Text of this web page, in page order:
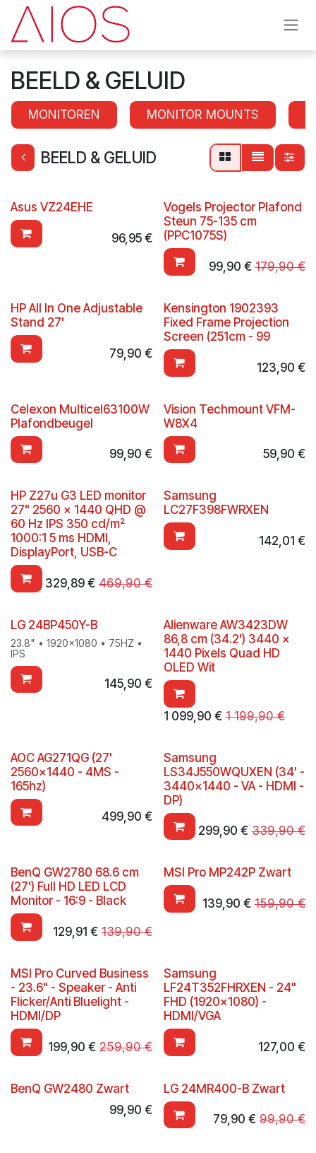
Se rendre au contenu
BEELD & GELUID
MONITOREN MONITOR MOUNTS
BEELD & GELUID
Asus VZ24EHE
96,95€
Vogels Projector Plafond
Steun 75-135 cm
(PPC1075S)
99,90 € 179,90€
HP All In One Adjustable
Stand 27'
79,90 €
Kensington 1902393
Fixed Frame Projection
Screen (251cm - 99
123,90 €
Celexon Multicel63100W
Plafondbeugel
99,90 €
Vision Techmount VFM-
W8X4
59,90 €
HP Z27u G3 LED monitor
27" 2560 x 1440 QHD @
60 Hz IPS 350 cd/m²
1000:1 5 ms HDMI,
DisplayPort, USB-C
329,89€ 469,90€
Samsung
LC27F398FWRXEN
142,01 €
LG 24BP450Y-B
23.8" • 1920x1080 • 75HZ •
IPS
145,90 €
Alienware AW3423DW
86,8 cm (34.2') 3440 x
1440 Pixels Quad HD
OLED Wit
1 099,90 € 1 199,90€
AOC AG271QG (27'
2560x1440 - 4MS -
165hz)
499,90 €
Samsung
LS34J550WQUXEN (34' -
3440x1440 - VA - HDMI -
DP)
299,90 € 339,90€
BenQ GW2780 68.6 cm
(27') Full HD LED LCD
Monitor - 16:9 - Black
129,91 € 139,90€
MSI Pro MP242P Zwart
139,90 € 159,90€
MSI Pro Curved Business
- 23.6" - Speaker - Anti
Flicker/Anti Bluelight -
HDMI/DP
199,90 € 259,90€
Samsung
LF24T352FHRXEN - 24"
FHD (1920x1080) -
HDMI/VGA
127,00 €
BenQ GW2480 Zwart
99,90 €
LG 24MR400-B Zwart
79,90 € 99,90€